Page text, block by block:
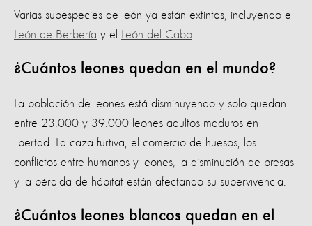
Varias subespecies de león ya están extintas, incluyendo el
León de Berbería y el León del Cabo.
¿Cuántos leones quedan en el mundo?
La población de leones está disminuyendo y solo quedan
entre 23.000 y 39.000 leones adultos maduros en
libertad. La caza furtiva, el comercio de huesos, los
conflictos entre humanos y leones, la disminución de presas
y la pérdida de hábitat están afectando su supervivencia.
¿Cuántos leones blancos quedan en el